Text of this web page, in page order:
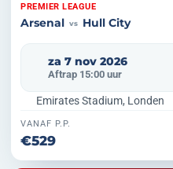
PREMIER LEAGUE
Arsenal vs Hull City
za 7 nov 2026
Aftrap 15:00 uur
Emirates Stadium, Londen
VANAF P.P.
€529